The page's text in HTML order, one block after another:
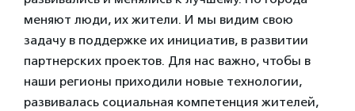
меняют люди, их жители. И мы видим свою
задачу в поддержке их инициатив, в развитии
партнерских проектов. Для нас важно, чтобы в
наши регионы приходили новые технологии,
развивалась социальная компетенция жителей,